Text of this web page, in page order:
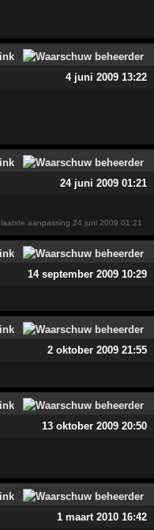
4 juni 2009 13:22
24 juni 2009 01:21
laatste aanpassing24 juni 2009 01:21
14 september 2009 10:29
2 oktober 2009 21:55
13 oktober 2009 20:50
1 maart 2010 16:42